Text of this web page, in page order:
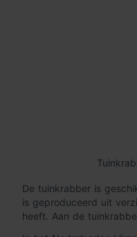
De tuinkrabber is
is geproduceerd uit
heeft. Aan de